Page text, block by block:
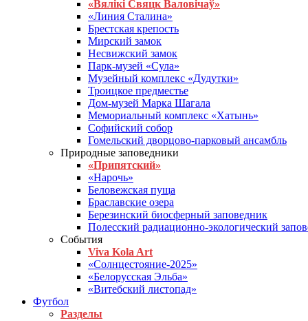
«Вялікі Свяцк Валовічаў»
«Линия Сталина»
Брестская крепость
Мирский замок
Несвижский замок
Парк-музей «Сула»
Музейный комплекс «Дудутки»
Троицкое предместье
Дом-музей Марка Шагала
Мемориальный комплекс «Хатынь»
Софийский собор
Гомельский дворцово-парковый ансамбль
Природные заповедники
«Припятский»
«Нарочь»
Беловежская пуща
Браславские озера
Березинский биосферный заповедник
Полесский радиационно-экологический
События
Viva Kola Art
«Солнцестояние-2025»
«Белорусская Эльба»
«Витебский листопад»
Футбол
Разделы